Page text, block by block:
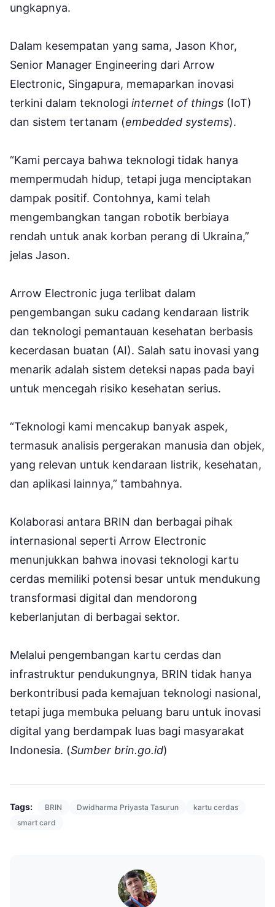
ungkapnya.
Dalam kesempatan yang sama, Jason Khor,
Senior Manager Engineering dari Arrow
Electronic, Singapura, memaparkan inovasi
terkini dalam teknologi internet of things (IoT)
dan sistem tertanam (embedded systems).
“Kami percaya bahwa teknologi tidak hanya
mempermudah hidup, tetapi juga menciptakan
dampak positif. Contohnya, kami telah
mengembangkan tangan robotik berbiaya
rendah untuk anak korban perang di Ukraina,”
jelas Jason.
Arrow Electronic juga terlibat dalam
pengembangan suku cadang kendaraan listrik
dan teknologi pemantauan kesehatan berbasis
kecerdasan buatan (AI). Salah satu inovasi yang
menarik adalah sistem deteksi napas pada bayi
untuk mencegah risiko kesehatan serius.
“Teknologi kami mencakup banyak aspek,
termasuk analisis pergerakan manusia dan objek,
yang relevan untuk kendaraan listrik, kesehatan,
dan aplikasi lainnya,” tambahnya.
Kolaborasi antara BRIN dan berbagai pihak
internasional seperti Arrow Electronic
menunjukkan bahwa inovasi teknologi kartu
cerdas memiliki potensi besar untuk mendukung
transformasi digital dan mendorong
keberlanjutan di berbagai sektor.
Melalui pengembangan kartu cerdas dan
infrastruktur pendukungnya, BRIN tidak hanya
berkontribusi pada kemajuan teknologi nasional,
tetapi juga membuka peluang baru untuk inovasi
digital yang berdampak luas bagi masyarakat
Indonesia. (Sumber brin.go.id)
Tags: BRIN Dwidharma Priyasta Tasurun
kartu cerdas
smart card